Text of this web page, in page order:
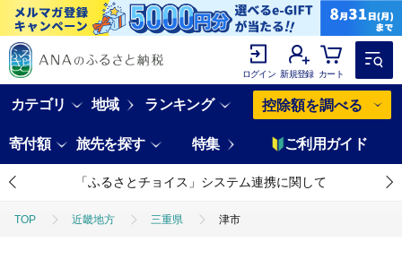
ログイン 新規登録 カート
カテゴリ 地域 ランキング 控除額を調べる
寄付額 旅先を探す 特集 ご利用ガイド
「ふるさとチョイス」システム連携に関して
TOP 近畿地方 三重県 津市